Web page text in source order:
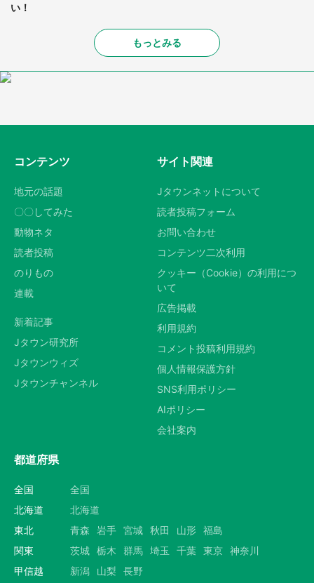
い！
もっとみる
コンテンツ
地元の話題
〇〇してみた
動物ネタ
読者投稿
のりもの
連載
新着記事
Jタウン研究所
Jタウンウィズ
Jタウンチャンネル
サイト関連
Jタウンネットについて
読者投稿フォーム
お問い合わせ
コンテンツ二次利用
クッキー（Cookie）の利用につ
いて
広告掲載
利用規約
コメント投稿利用規約
個人情報保護方針
SNS利用ポリシー
AIポリシー
会社案内
都道府県
全国
全国
北海道
北海道
東北
青森 岩手 宮城 秋田 山形 福島
関東
茨城 栃木 群馬 埼玉 千葉 東京 神奈川
甲信越
新潟 山梨
長野